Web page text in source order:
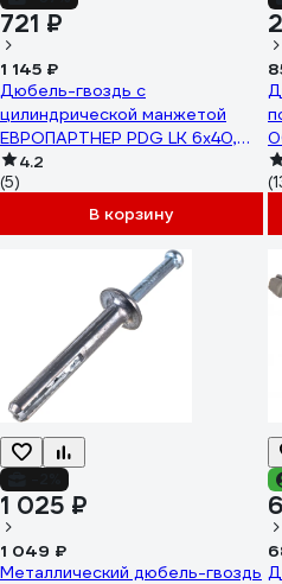
721 ₽
1 145 ₽
Дюбель-гвоздь с
цилиндрической манжетой
ЕВРОПАРТНЕР PDG LK 6x40,
150 шт. 76091179
4.2
(5)
В корзину
1 025 ₽
1 049 ₽
Металлический дюбель-гвоздь